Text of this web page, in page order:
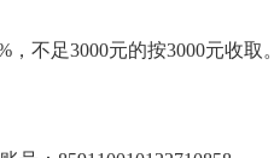
不足3000元的按3000元收取。